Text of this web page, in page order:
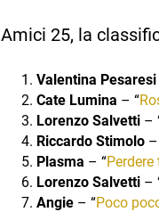
Amici 25, la
Valentina Pesaresi
Cate Lumina – “
Lorenzo Salvetti–
Riccardo Stimolo –
Plasma – “Perdere
Lorenzo Salvetti–
Angie– “Poco